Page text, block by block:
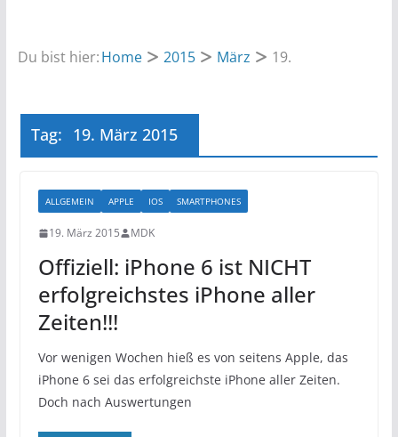
Du bist hier:Home 2015 März 19.
Tag: 19. März 2015
ALLGEMEIN APPLE IOS SMARTPHONES
19. März 2015 MDK
Offiziell: iPhone 6 ist NICHT
erfolgreichstes iPhone aller
Zeiten!!!
Vor wenigen Wochen hieß es von seitens Apple, das
iPhone 6 sei das erfolgreichste iPhone aller Zeiten.
Doch nach Auswertungen